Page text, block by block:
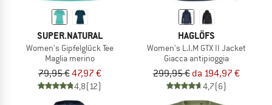
SUPER.NATURAL
Women's Gipfelglück Tee
Maglia merino
79,95 €47,97 €
4,8(12)
HAGLÖFS
Women's L.I.M GTX II Jacket
Giacca antipioggia
299,95 € da 194,97 €
4,7(6)